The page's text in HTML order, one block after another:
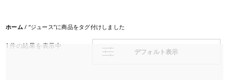
ホーム/ “ジュース”に商品をタグ付けしました
1件の結果を表示中
デフォルト表示